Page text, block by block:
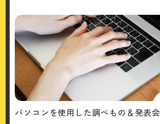
パソコンを使用した調べもの＆発表会